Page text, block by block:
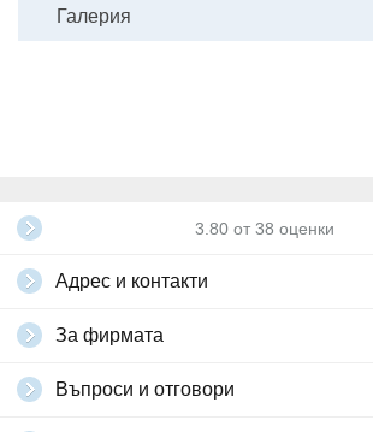
карта.
- Ако пътувате с безсрочна лична карта,
Галерия
3.80 от 38 оценки
Адрес и контакти
За фирмата
Въпроси и отговори